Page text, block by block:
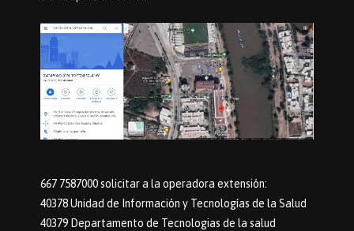
667 7587000 solicitar a la operadora extensión:
40378 Unidad de Información y Tecnologías de la Salud
40379 Departamento de Tecnologias de la salud